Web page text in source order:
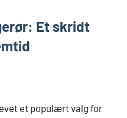
Et skridt
et populært valg for